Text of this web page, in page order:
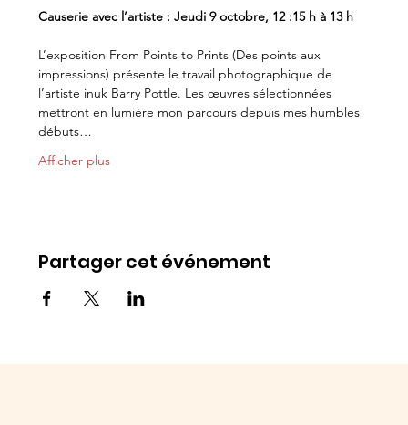
Causerie avec l’artiste : Jeudi 9 octobre, 12 :15 h à 13 h
L’exposition From Points to Prints (Des points aux
impressions) présente le travail photographique de
l’artiste inuk Barry Pottle. Les œuvres sélectionnées
mettront en lumière mon parcours depuis mes humbles
débuts…
Afficher plus
Partager cet événement